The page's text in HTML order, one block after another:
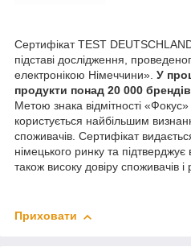
Сертифікат TEST
підставі дослідження,
електронікою Німеччини». У
продукти понад 20 000 брендів
Метою знака відмітності
користується найбільшим
споживачів. Сертифікат
німецького ринку та підтверджує
також високу довіру споживачів
Приховати